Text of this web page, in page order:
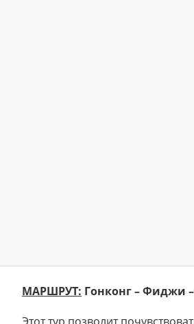
МАРШРУТ: Гонконг – Фиджи